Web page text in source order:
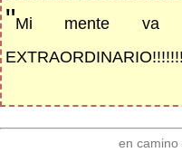
"Mi mente va
en camino